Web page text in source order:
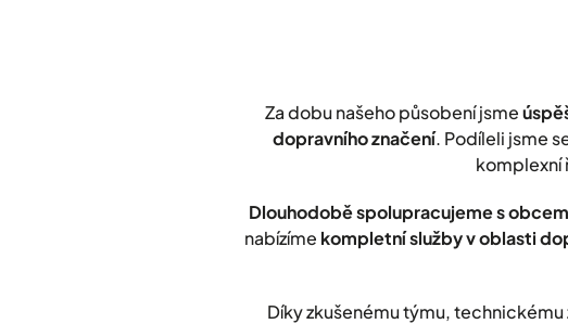
Za dobu našeho působení jsme
dopravního značení. Podíleli jsme
komplexní
Dlouhodobě spolupracujeme s
nabízíme kompletní služby v oblasti
Díky zkušenému týmu,